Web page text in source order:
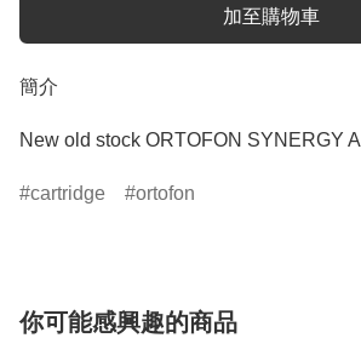
加至購物車
簡介
New old stock ORTOFON SYNERGY A
cartridge ortofon
你可能感興趣的商品